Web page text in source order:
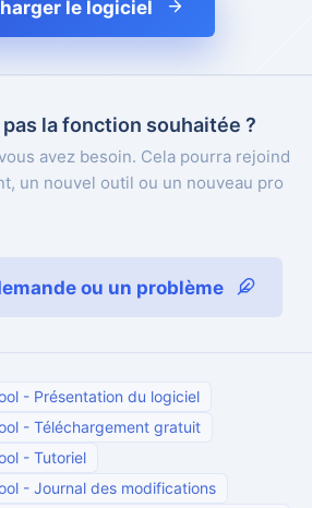
le logiciel
la fonction souhaitée ?
avez besoin. Cela pourra rejoind
un nouvel outil ou un nouveau pro
ou un problème
- Présentation du logiciel
- Téléchargement gratuit
- Tutoriel
- Journal des modifications